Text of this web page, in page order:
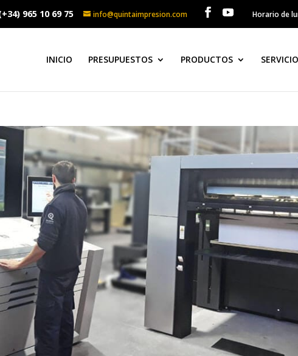
965 10 69 75 info@quintaimpresion.com Horario de
INICIO PRESUPUESTOS PRODUCTOS